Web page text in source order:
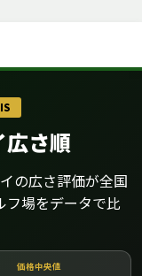
さ順
の広さ評価が全国
フ場をデータで比
価格中央値